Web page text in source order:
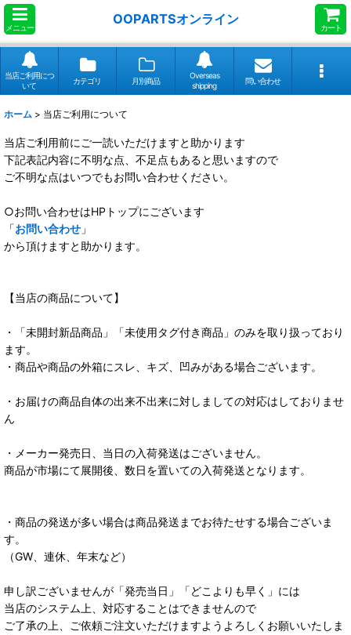
メニュー
OOPARTSオンライン
カート
当店ご利用につ
いて
カテゴリ 月別商品
Overseas
shipping
問い合わせ
ホーム > 当店ご利用について
当店ご利用前にご一読いただけますと助かります
下記表記内容に不明な点、不足点もあると思いますので
ご不明な点はいつでもお問い合わせください。
○お問い合わせはHPトップにございます
「お問い合わせ 」
から頂けますと助かります。
【当店の商品について】
・「未開封新品商品」「未使用タグ付き商品」のみを取り扱っており
ます。
・商品や商品の外箱にスレ、キズ、凹みがある場合ございます。
・お届けの商品自体の出来不出来に対しましての対応はしておりませ
ん
・メーカー発売日、当日の入荷発送はございません。
商品が市場にて展開後、数日を置いての入荷発送となります。
・商品の発送が多い場合は商品発送までお待たせする場合ございま
す。
（GW、連休、年末など）
申し訳ございませんが「発売当日」「どこよりも早く」には
当店のシステム上、対応することはできませんので
ご了承の上、ご依頼ご注文いただけますようよろしくお願いいたしま